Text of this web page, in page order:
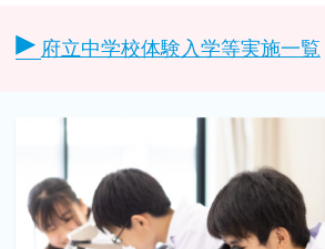
府立中学校体験入学等実施一覧